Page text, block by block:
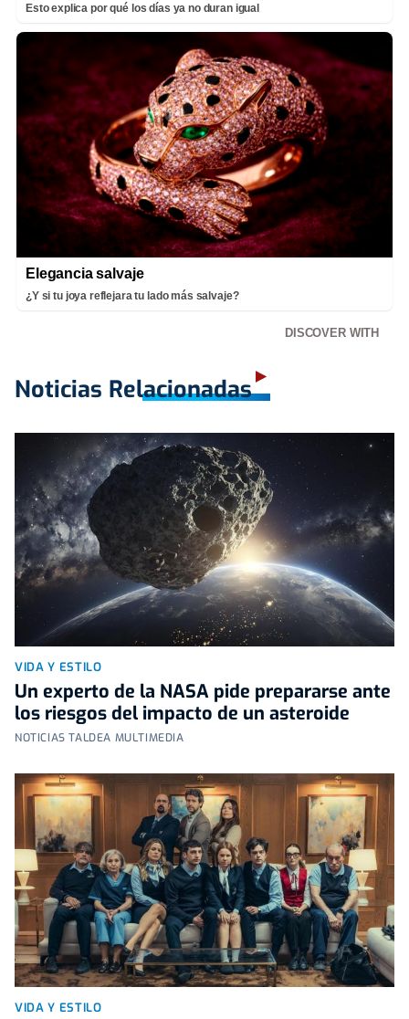
Esto explica por qué los días ya no duran igual
Elegancia salvaje
¿Y si tu joya reflejara tu lado más salvaje?
DISCOVER WITH
Noticias Relacionadas
VIDA Y ESTILO
Un experto de la NASA pide prepararse ante
los riesgos del impacto de un asteroide
NOTICIAS TALDEA MULTIMEDIA
VIDA Y ESTILO